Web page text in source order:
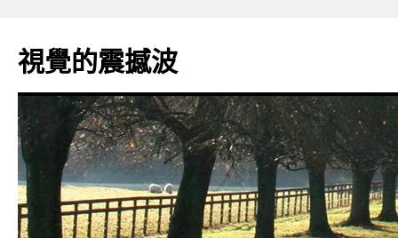
主
要
視覺的震撼波